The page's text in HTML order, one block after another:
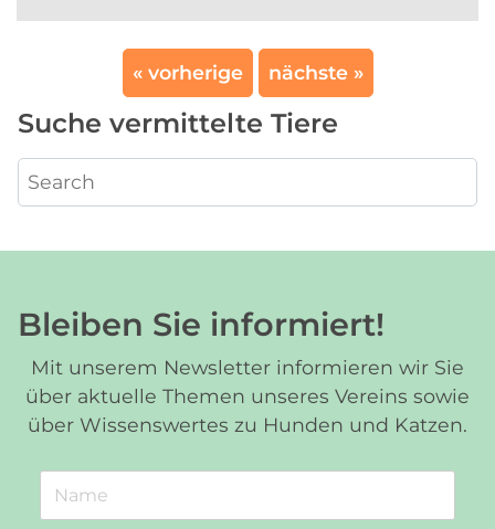
« vorherige nächste »
Suche vermittelte Tiere
Bleiben Sie informiert!
Mit unserem Newsletter informieren wir Sie
über aktuelle Themen unseres Vereins sowie
über Wissenswertes zu Hunden und Katzen.